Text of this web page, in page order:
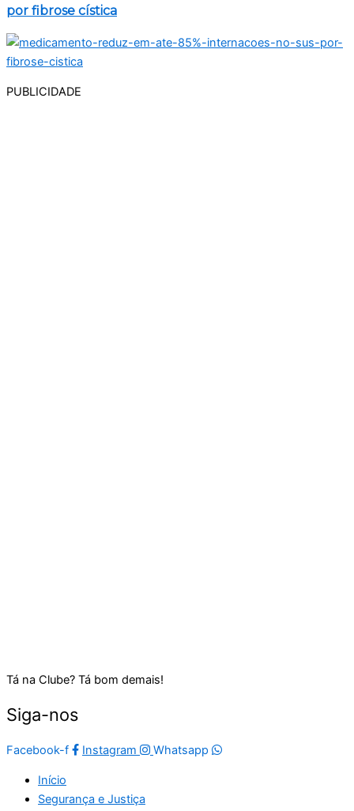
por fibrose cística
PUBLICIDADE
Tá na Clube? Tá bom demais!
Siga-nos
Facebook-f Instagram Whatsapp
Início
Segurança e Justiça